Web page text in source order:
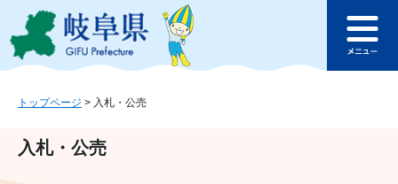
ジ
ュ
このページの本文へ
ュ
トップページ > 入札・公売
入札・公売